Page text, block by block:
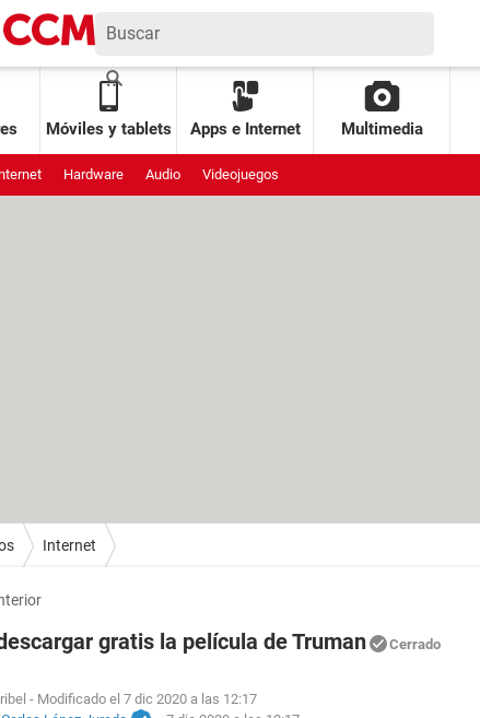
Móviles y tablets Apps e Internet Multimedia
Hardware Audio Videojuegos
Internet
gratis la película de Truman Cerrado
- Modificado el 7 dic 2020 a las 12:17